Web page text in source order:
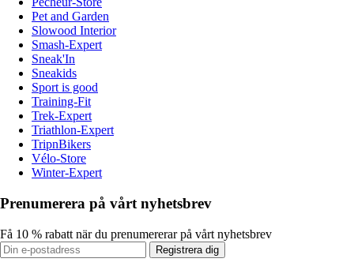
Pet and Garden
Slowood Interior
Smash-Expert
Sneak'In
Sneakids
Sport is good
Training-Fit
Trek-Expert
Triathlon-Expert
TripnBikers
Vélo-Store
Winter-Expert
Prenumerera på vårt nyhetsbrev
Få 10 % rabatt när du prenumererar på vårt nyhetsbrev
Registrera dig